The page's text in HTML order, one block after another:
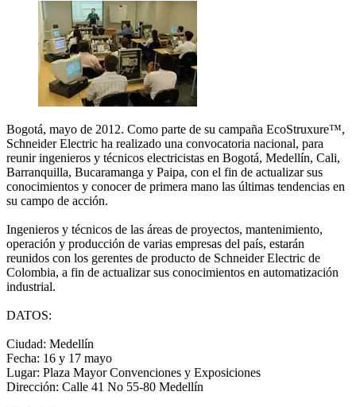
Bogotá, mayo de 2012. Como parte de su campaña EcoStruxure™,
Schneider Electric ha realizado una convocatoria nacional, para
reunir ingenieros y técnicos electricistas en Bogotá, Medellín, Cali,
Barranquilla, Bucaramanga y Paipa, con el fin de actualizar sus
conocimientos y conocer de primera mano las últimas tendencias en
su campo de acción.
Ingenieros y técnicos de las áreas de proyectos, mantenimiento,
operación y producción de varias empresas del país, estarán
reunidos con los gerentes de producto de Schneider Electric de
Colombia, a fin de actualizar sus conocimientos en automatización
industrial.
DATOS:
Ciudad: Medellín
Fecha: 16 y 17 mayo
Lugar: Plaza Mayor Convenciones y Exposiciones
Dirección: Calle 41 No 55-80 Medellín